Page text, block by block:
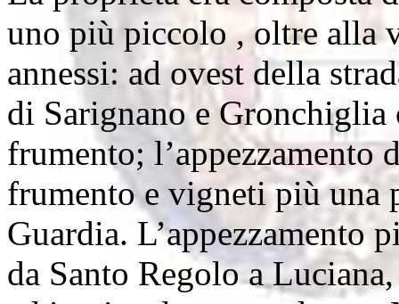
uno più piccolo , oltre alla
annessi: ad ovest della
di Sarignano e
frumento; l’appezzamento
frumento e vigneti più una
Guardia. L’appezzamento
da Santo Regolo a